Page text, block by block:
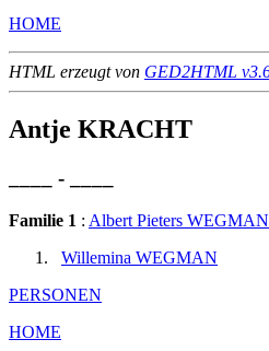
HOME
HTML erzeugt von GED2HTML
Antje KRACHT
____ - ____
Familie 1 : Albert Pieters WEGMAN
Willemina WEGMAN
PERSONEN
HOME